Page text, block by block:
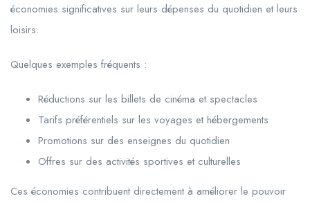
économies significatives sur leurs dépenses du quotidien et leurs
loisirs.
Quelques exemples fréquents :
Réductions sur les billets de cinéma et spectacles
Tarifs préférentiels sur les voyages et hébergements
Promotions sur des enseignes du quotidien
Offres sur des activités sportives et culturelles
Ces économies contribuent directement à améliorer le pouvoir